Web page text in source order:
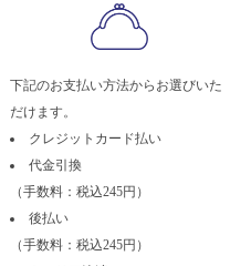
下記のお支払い方法からお選びいた
だけます。
クレジットカード払い
代金引換
（手数料：税込245円）
後払い
（手数料：税込245円）